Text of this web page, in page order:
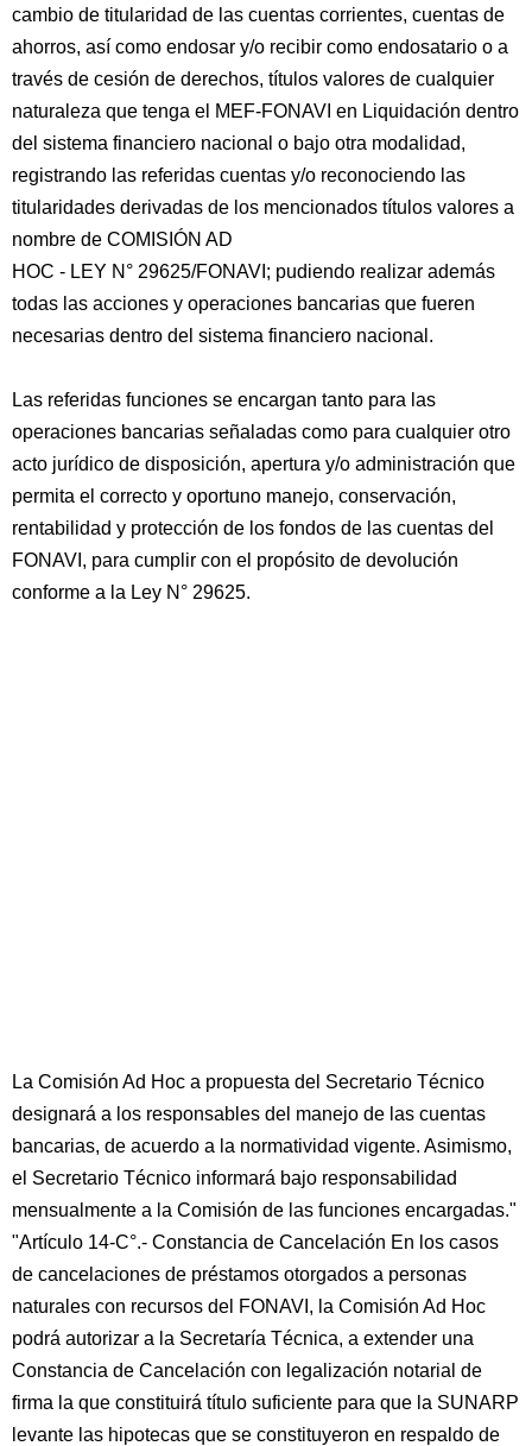
cambio de titularidad de las cuentas corrientes, cuentas de
ahorros, así como endosar y/o recibir como endosatario o a
través de cesión de derechos, títulos valores de cualquier
naturaleza que tenga el MEF-FONAVI en Liquidación dentro
del sistema financiero nacional o bajo otra modalidad,
registrando las referidas cuentas y/o reconociendo las
titularidades derivadas de los mencionados títulos valores a
nombre de COMISIÓN AD
HOC - LEY N° 29625/FONAVI; pudiendo realizar además
todas las acciones y operaciones bancarias que fueren
necesarias dentro del sistema financiero nacional.
Las referidas funciones se encargan tanto para las
operaciones bancarias señaladas como para cualquier otro
acto jurídico de disposición, apertura y/o administración que
permita el correcto y oportuno manejo, conservación,
rentabilidad y protección de los fondos de las cuentas del
FONAVI, para cumplir con el propósito de devolución
conforme a la Ley N° 29625.
La Comisión Ad Hoc a propuesta del Secretario Técnico
designará a los responsables del manejo de las cuentas
bancarias, de acuerdo a la normatividad vigente. Asimismo,
el Secretario Técnico informará bajo responsabilidad
mensualmente a la Comisión de las funciones encargadas."
"Artículo 14-C°.- Constancia de Cancelación En los casos
de cancelaciones de préstamos otorgados a personas
naturales con recursos del FONAVI, la Comisión Ad Hoc
podrá autorizar a la Secretaría Técnica, a extender una
Constancia de Cancelación con legalización notarial de
firma la que constituirá título suficiente para que la SUNARP
levante las hipotecas que se constituyeron en respaldo de